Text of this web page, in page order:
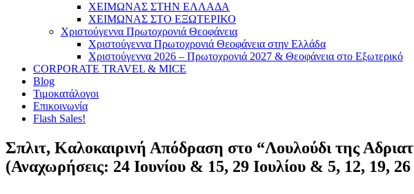
ΧΕΙΜΩΝΑΣ ΣΤΗΝ ΕΛΛΑΔΑ
ΧΕΙΜΩΝΑΣ ΣΤΟ ΕΞΩΤΕΡΙΚΟ
Χριστούγεννα Πρωτοχρονιά Θεοφάνεια
Χριστούγεννα Πρωτοχρονιά Θεοφάνεια στην Ελλάδα
Χριστούγεννα 2026 – Πρωτοχρονιά 2027 & Θεοφάνεια στο Εξωτερικό
CORPORATE TRAVEL & MICE
Blog
Τιμοκατάλογοι
Επικοινωνία
Flash Sales!
Σπλιτ, Καλοκαιρινή Απόδραση στο “Λουλούδι της
(Αναχωρήσεις: 24 Ιουνίου & 15, 29 Ιουλίου & 5, 12, 19,